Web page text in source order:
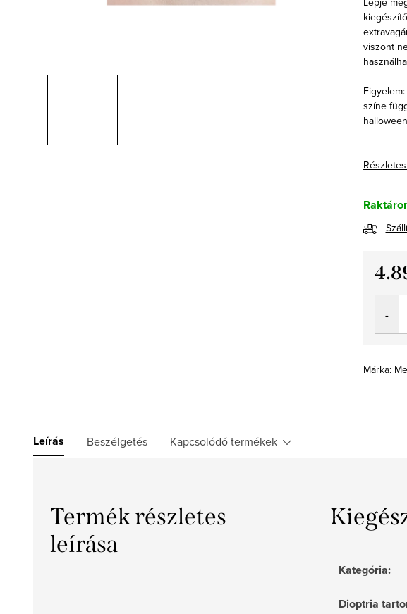
viszont
színe
Márka:
Leírás Beszélgetés Kapcsolódó termékek
Termék részletes
leírása
Kategória:
Dioptria